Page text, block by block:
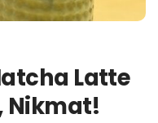
Latte
Nikmat!